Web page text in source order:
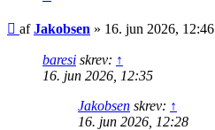
Indlæg
afJakobsen » 16. jun 2026, 12:46
baresi skrev: ↑
16. jun 2026, 12:35
Jakobsen skrev: ↑
16. jun 2026, 12:28